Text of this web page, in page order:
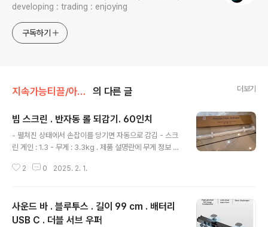
developing : trading : enjoying
구독하기
지속가능티끌/아이템 의 다른 글 더보기
빔 스크린 . 반자동 롤 되감기. 60인치
- 펼쳐진 상태에서 손잡이를 당기면 자동으로 감김 - 스크
린 게인 : 1.3 - 무게 : 3.3kg . 제품 설명란에 무게 정보 없
있음 : 버퍼 구현 되어 있어야 천천히 회전 가능. 벽, 천
구매하고 더 많은 혜택을 받으세요! 지금 할인중인 다른 2
4 제품도 바로 쿠팡에서 확인할 수 있습니다.www.coup
2 0 2025. 2. 1.
사운드 바 . 블루투스 . 길이 99 cm . 배터리
USB C . 더블 서브 우퍼